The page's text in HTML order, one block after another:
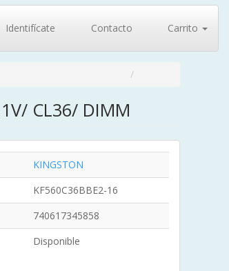
Identifícate Contacto Carrito
CL36/ DIMM
KINGSTON
KF560C36BBE2-16
740617345858
Disponible